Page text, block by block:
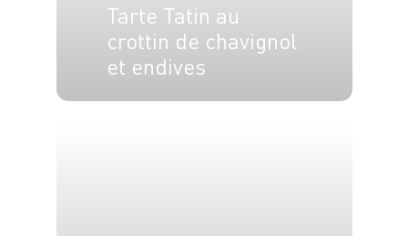
Tarte Tatin au
crottin de chavignol
et endives